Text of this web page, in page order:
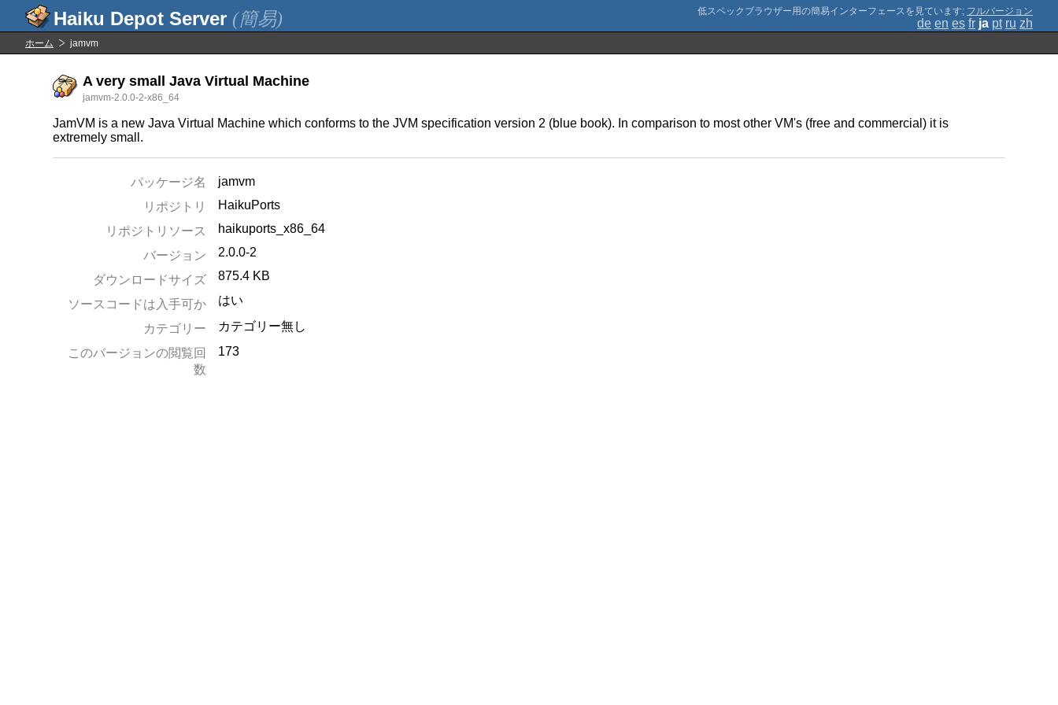
(簡易) ; フルバージョン
de en es fr ja pt ru zh
ホーム jamvm
A very small Java Virtual Machine
jamvm-2.0.0-2-x86_64
JamVM is a new Java Virtual Machine which conforms to the JVM specification version 2 (blue book). In comparison to most other VM's (free and commercial) it is
extremely small.
パッケージ名
jamvm
リポジトリ
HaikuPorts
リポジトリソース
haikuports_x86_64
バージョン
2.0.0-2
ダウンロードサイズ 875.4 KB
ソースコードは入手可か はい
カテゴリー
カテゴリー無し
このバージョンの閲覧回
数
173